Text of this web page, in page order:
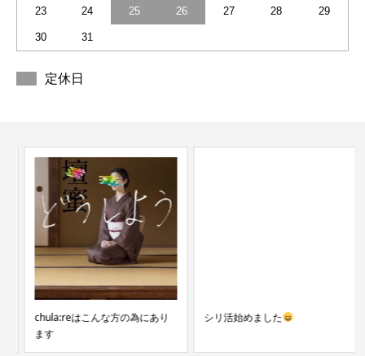
23 24 25 26 27 28 29
30 31
定休日
chula:reはこんな方の為にあり
ます
シリ活始めました